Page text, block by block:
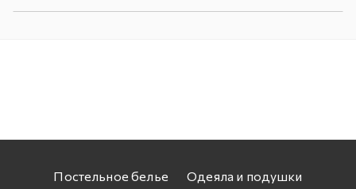
Постельное белье
Одеяла и подушки